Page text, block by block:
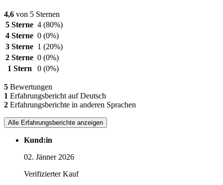
4,6 von 5 Sternen
5 Sterne 4 (80%)
4 Sterne 0 (0%)
3 Sterne 1 (20%)
2 Sterne 0 (0%)
1 Stern
0 (0%)
5 Bewertungen
1 Erfahrungsbericht auf Deutsch
2 Erfahrungsberichte in anderen Sprachen
Alle Erfahrungsberichte anzeigen
Kund:in
02. Jänner 2026
Verifizierter Kauf